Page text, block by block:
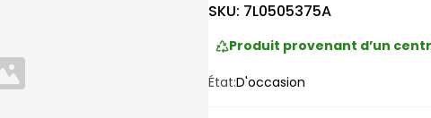
Loading...
SKU: 7L0505375A
Produit provenant d’un
État:D'occasion